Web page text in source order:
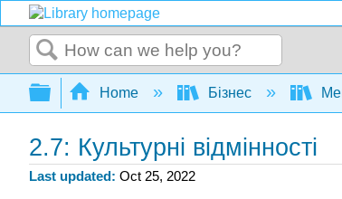
Search
Expand/collapse global
Home Бізнес
2.7: Культурні відмінності
Last updated Oct 25, 2022